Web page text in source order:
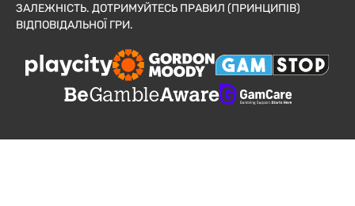
ЗАЛЕЖНІСТЬ. ДОТРИМУЙТЕСЬ ПРАВИЛ (ПРИНЦИПІВ)
ВІДПОВІДАЛЬНОЇ ГРИ.